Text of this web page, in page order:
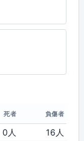
死者 負傷者
0人
16人